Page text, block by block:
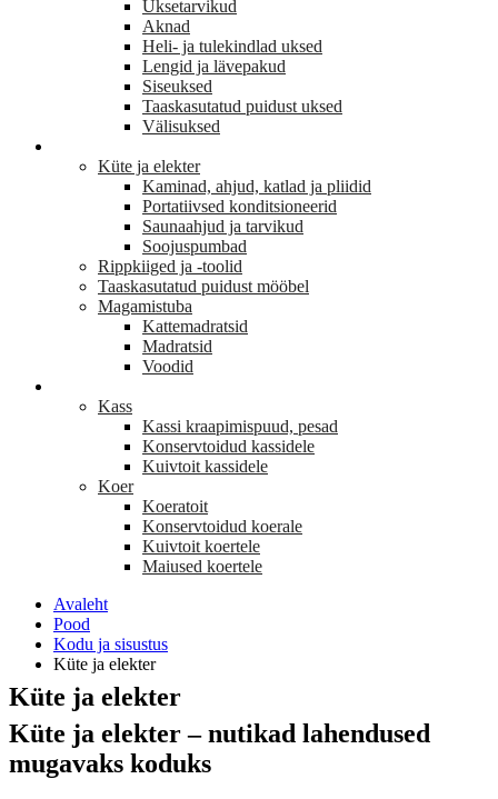
Uksetarvikud
Aknad
Heli- ja tulekindlad uksed
Lengid ja lävepakud
Siseuksed
Taaskasutatud puidust uksed
Välisuksed
Küte ja elekter
Kaminad, ahjud, katlad ja pliidid
Portatiivsed konditsioneerid
Saunaahjud ja tarvikud
Soojuspumbad
Rippkiiged ja -toolid
Taaskasutatud puidust mööbel
Magamistuba
Kattemadratsid
Madratsid
Voodid
Kass
Kassi kraapimispuud, pesad
Konservtoidud kassidele
Kuivtoit kassidele
Koer
Koeratoit
Konservtoidud koerale
Kuivtoit koertele
Maiused koertele
Avaleht
Pood
Kodu ja sisustus
Küte ja elekter
Küte ja elekter
Küte ja elekter – nutikad lahendused
mugavaks koduks